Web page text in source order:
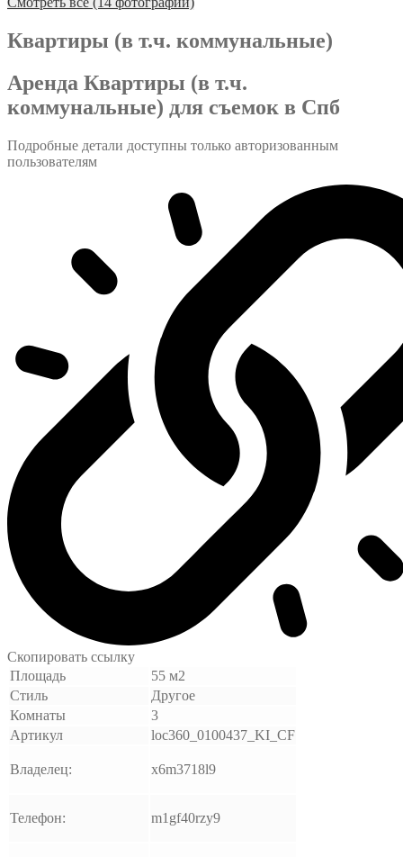
Квартиры (в т.ч. коммунальные)
Аренда Квартиры (в т.ч.
коммунальные) для съемок в Спб
Подробные детали доступны только авторизованным
пользователям
Скопировать ссылку
Площадь
55 м2
Стиль
Другое
Комнаты
3
Артикул
loc360_0100437_KI_CF
Владелец: x6m3718l9
Телефон: m1gf40rzy9